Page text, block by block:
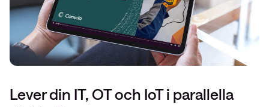
Lever din IT, OT och IoT i parallella